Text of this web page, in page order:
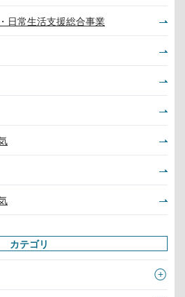
常生活支援総合事業
カテゴリ